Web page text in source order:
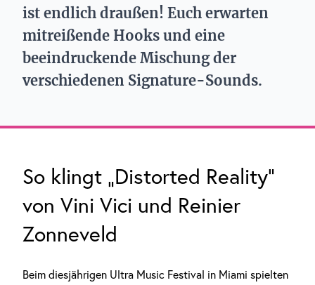
ist endlich draußen! Euch erwarten
mitreißende Hooks und eine
beeindruckende Mischung der
verschiedenen Signature-Sounds.
So klingt „Distorted Reality“
von Vini Vici und Reinier
Zonneveld
Beim diesjährigen Ultra Music Festival in Miami spielten